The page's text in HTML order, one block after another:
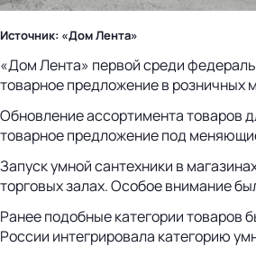
Источник: «Дом Лента»
«Дом Лента» первой среди
товарное предложение в розничных
Обновление ассортимента товаров
товарное предложение под
Запуск умной сантехники в
торговых залах. Особое внимание
Ранее подобные категории товаров
России интегрировала категорию